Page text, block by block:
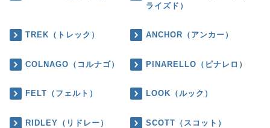
ライズド）
TREK（トレック） ANCHOR（アンカー）
COLNAGO（コルナゴ） PINARELLO（ピナレロ）
FELT（フェルト） LOOK（ルック）
RIDLEY（リドレー） SCOTT（スコット）